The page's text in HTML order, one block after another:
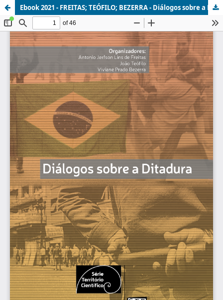
Ebook 2021 - FREITAS; TEÓFILO; BEZERRA - Diálogos sobre a Ditadura_Cap3.pdf